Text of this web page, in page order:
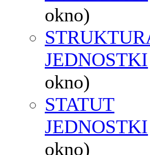
okno)
JEDNOSTKI
okno)
STATUT
JEDNOSTKI
okno)